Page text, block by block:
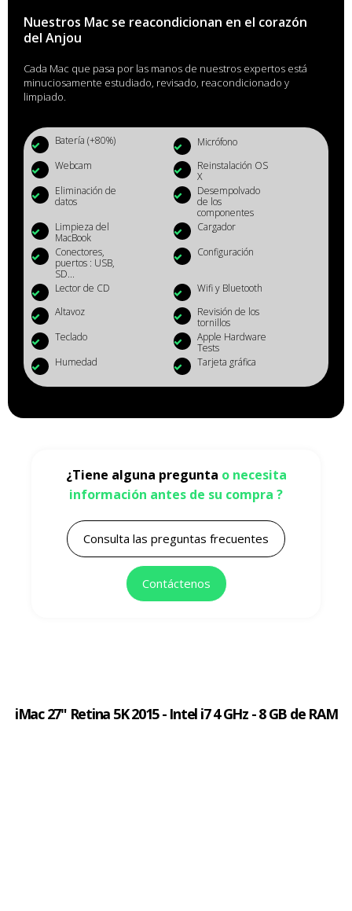
Nuestros Mac se reacondicionan en el corazón
del Anjou
Cada Mac que pasa por las manos de nuestros expertos está
minuciosamente estudiado, revisado, reacondicionado y
limpiado.
Batería (+80%)
Micrófono
Webcam
Reinstalación OS
X
Eliminación de
datos
Desempolvado
de los
componentes
Limpieza del
MacBook
Cargador
Conectores,
puertos : USB,
SD...
Configuración
Lector de CD
Wifi y Bluetooth
Altavoz
Revisión de los
tornillos
Teclado
Apple Hardware
Tests
Humedad
Tarjeta gráfica
¿Tiene alguna pregunta o necesita
información antes de su compra ?
Consulta las preguntas frecuentes
Contáctenos
iMac 27" Retina 5K 2015 - Intel i7 4 GHz - 8 GB de RAM